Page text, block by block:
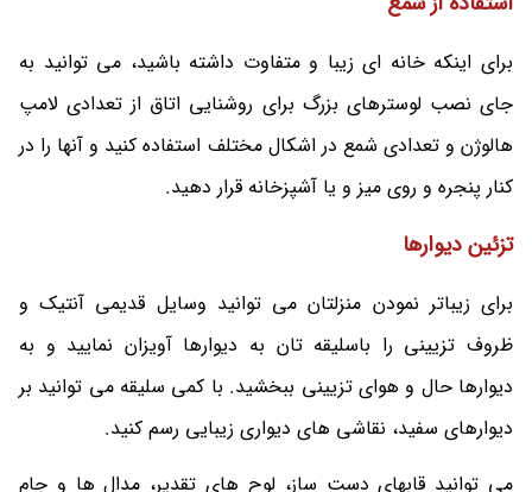
برای اینکه خانه ای زیبا و متفاوت داشته باشید، می توانید به
جای نصب لوسترهای بزرگ برای روشنایی اتاق از تعدادی لامپ
هالوژن و تعدادی شمع در اشکال مختلف استفاده کنید و آنها را در
کنار پنجره و روی میز و یا آشپزخانه قرار دهید.
تزئین دیوارها
برای زیباتر نمودن منزلتان می توانید وسایل قدیمی آنتیک و
ظروف تزیینی را باسلیقه تان به دیوارها آویزان نمایید و به
دیوارها حال و هوای تزیینی ببخشید. با کمی سلیقه می توانید بر
دیوارهای سفید، نقاشی های دیواری زیبایی رسم کنید.
می توانید قابهای دست ساز، لوح های تقدیر، مدال ها و جام